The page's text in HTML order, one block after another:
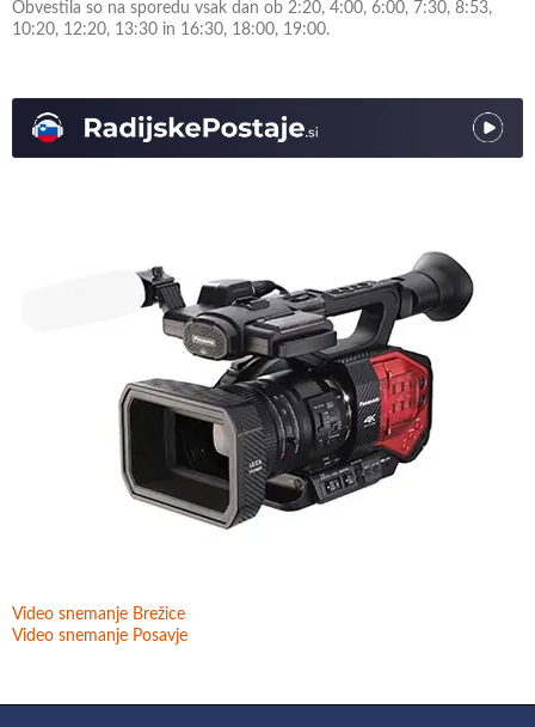
Obvestila so na sporedu vsak dan ob 2:20, 4:00, 6:00, 7:30, 8:53,
10:20, 12:20, 13:30 in 16:30, 18:00, 19:00.
Video snemanje Brežice
Video snemanje Posavje